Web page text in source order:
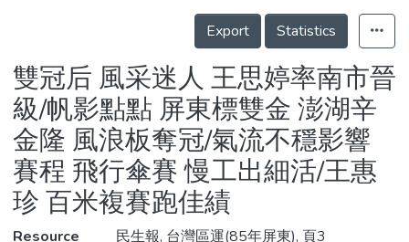
Statistics
Details
Export
Statistics
雙冠后 風采迷人 王思婷率南市晉
級/帆影點點 屏東標雙金 澎湖辛
金隆 風浪板奪冠/氣流不穩影響
賽程 飛行傘賽 慢工出細活/王惠
珍 百米複賽跑佳績
Resource
民生報, 台灣區運(85年屏東), 頁3